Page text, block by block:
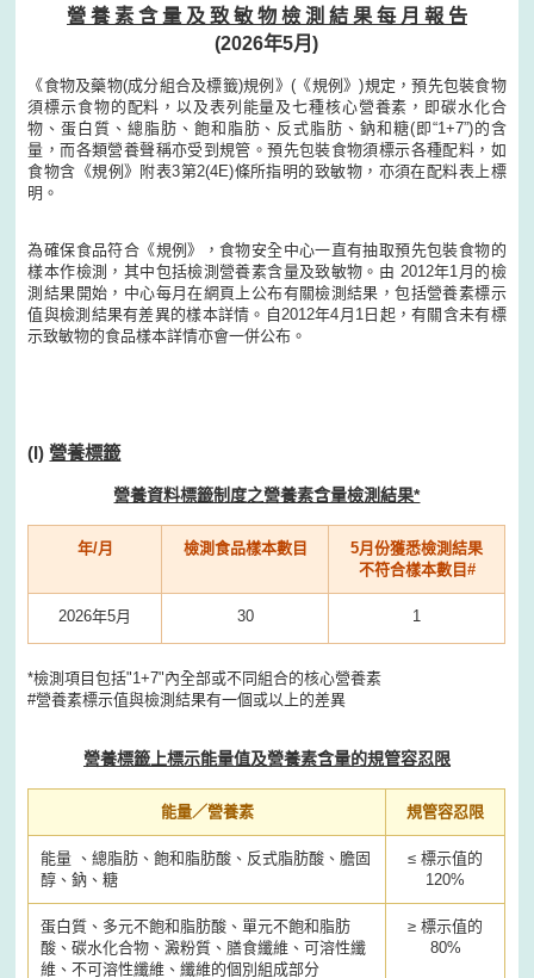
營 養 素 含 量 及 致 敏 物 檢 測 結 果 每 月 報 告
(2026年5月)
《食物及藥物(成分組合及標籤)規例》(《規例》)規定，預先包裝食物
須標示食物的配料，以及表列能量及七種核心營養素，即碳水化合
物、蛋白質、總脂肪、飽和脂肪、反式脂肪、鈉和糖(即“1+7”)的含
量，而各類營養聲稱亦受到規管。預先包裝食物須標示各種配料，如
食物含《規例》附表3第2(4E)條所指明的致敏物，亦須在配料表上標
明。
為確保食品符合《規例》，食物安全中心一直有抽取預先包裝食物的
樣本作檢測，其中包括檢測營養素含量及致敏物。由 2012年1月的檢
測結果開始，中心每月在網頁上公布有關檢測結果，包括營養素標示
值與檢測結果有差異的樣本詳情。自2012年4月1日起，有關含未有標
示致敏物的食品樣本詳情亦會一併公布。
(I)營養標籤
營養資料標籤制度之營養素含量檢測結果*
年/月 檢測食品樣本數目
5月份獲悉檢測結果
不符合樣本數目#
2026年5月 30 1
*檢測項目包括"1+7"內全部或不同組合的核心營養素
#營養素標示值與檢測結果有一個或以上的差異
營養標籤上標示能量值及營養素含量的規管容忍限
能量／營養素 規管容忍限
能量 、總脂肪、飽和脂肪酸、反式脂肪酸、膽固
醇、鈉、糖
≤ 標示值的
120%
蛋白質、多元不飽和脂肪酸、單元不飽和脂肪
酸、碳水化合物、澱粉質、膳食纖維、可溶性纖
維、不可溶性纖維、纖維的個別組成部分
≥ 標示值的
80%